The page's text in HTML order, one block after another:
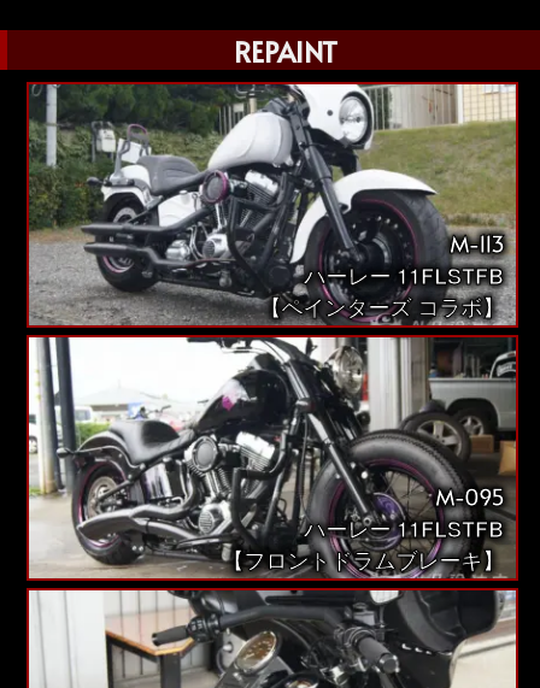
REPAINT
M-113
ハーレー 11FLSTFB
【ペインターズ コラボ】
M-095
ハーレー 11FLSTFB
【フロントドラムブレーキ】